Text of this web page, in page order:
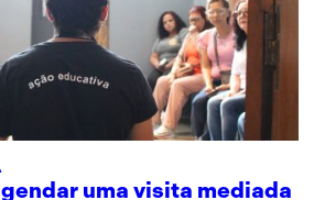
uma visita mediada